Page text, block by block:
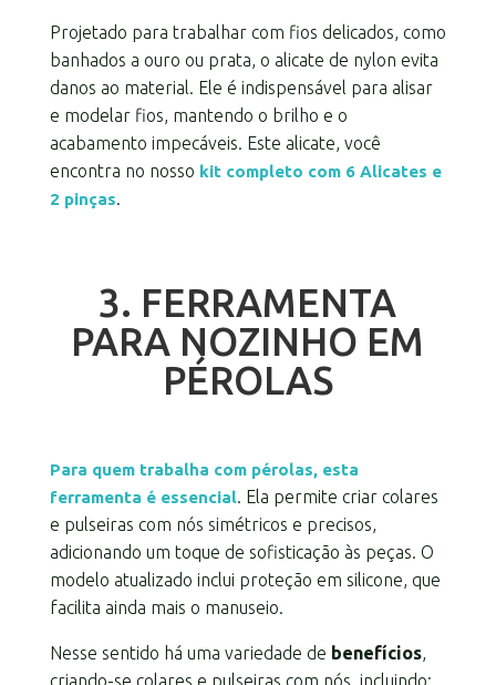
Projetado para trabalhar com fios delicados, como
banhados a ouro ou prata, o alicate de nylon evita
danos ao material. Ele é indispensável para alisar
e modelar fios, mantendo o brilho e o
acabamento impecáveis. Este alicate, você
encontra no nosso kit completo com 6 Alicates e
2 pinças.
3. FERRAMENTA
PARA NOZINHO EM
PÉROLAS
Para quem trabalha com pérolas, esta
ferramenta é essencial. Ela permite criar colares
e pulseiras com nós simétricos e precisos,
adicionando um toque de sofisticação às peças. O
modelo atualizado inclui proteção em silicone, que
facilita ainda mais o manuseio.
Nesse sentido há uma variedade de benefícios,
criando-se colares e pulseiras com nós, incluindo: